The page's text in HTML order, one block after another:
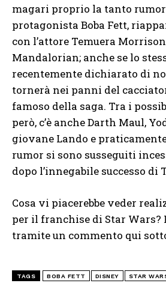
magari proprio la tanto
protagonista Boba Fett,
con l’attore Temuera
Mandalorian; anche se lo
recentemente dichiarato di
tornerà nei panni del
famoso della saga. Tra i
però, c’è anche Darth Maul,
giovane Lando e
rumor si sono susseguiti
dopo l’innegabile successo
Cosa vi piacerebbe veder
per il franchise di Star Wars?
tramite un commento qui
TAGS BOBA FETT DISNEY STAR